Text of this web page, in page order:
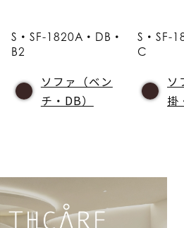
S・SF-1820A・DB・
B2
ソファ（ベン
チ・DB）
S・SF-
C
ソ
掛